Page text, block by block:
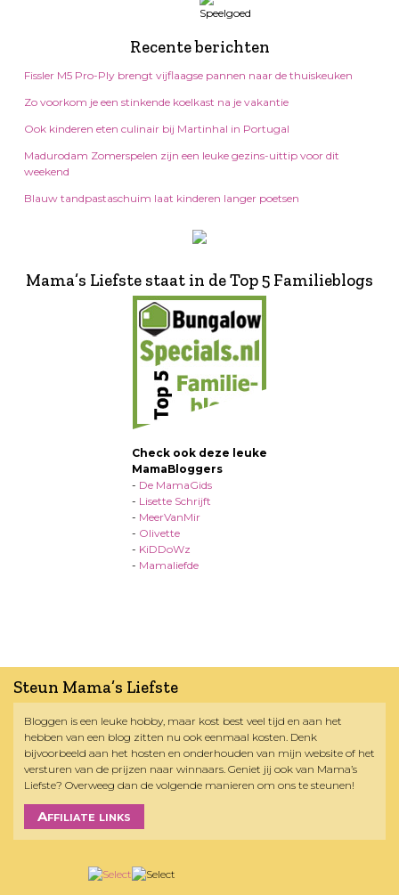
Recente berichten
Fissler M5 Pro-Ply brengt vijflaagse pannen naar de thuiskeuken
Zo voorkom je een stinkende koelkast na je vakantie
Ook kinderen eten culinair bij Martinhal in Portugal
Madurodam Zomerspelen zijn een leuke gezins-uittip voor dit
weekend
Blauw tandpastaschuim laat kinderen langer poetsen
Mama’s Liefste staat in de Top 5 Familieblogs
Check ook deze leuke
MamaBloggers
- De MamaGids
- Lisette Schrijft
- MeerVanMir
- Olivette
- KiDDoWz
- Mamaliefde
Steun Mama’s Liefste
Bloggen is een leuke hobby, maar kost best veel tijd en aan het
hebben van een blog zitten nu ook eenmaal kosten. Denk
bijvoorbeeld aan het hosten en onderhouden van mijn website of het
versturen van de prijzen naar winnaars. Geniet jij ook van Mama’s
Liefste? Overweeg dan de volgende manieren om ons te steunen!
Affiliate links